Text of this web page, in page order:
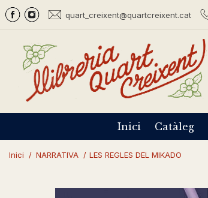
quart_creixent@quartcreixent.cat
Inici Catàleg
Inici / NARRATIVA / LES REGLES DEL MIKADO